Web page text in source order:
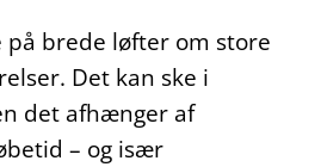
på brede løfter om store
Det kan ske i
det afhænger af
– og især